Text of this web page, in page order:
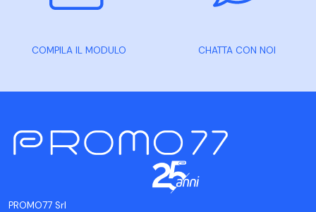
COMPILA IL MODULO CHATTA CON NOI
PROMO77 Srl